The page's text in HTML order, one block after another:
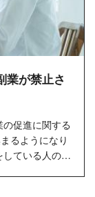
業が禁止さ
促進に関する
るようになり
ている人の割